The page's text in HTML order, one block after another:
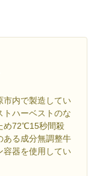
市内で製造してい
トハーベストのな
め72℃15秒間殺
ある成分無調整牛
容器を使用してい